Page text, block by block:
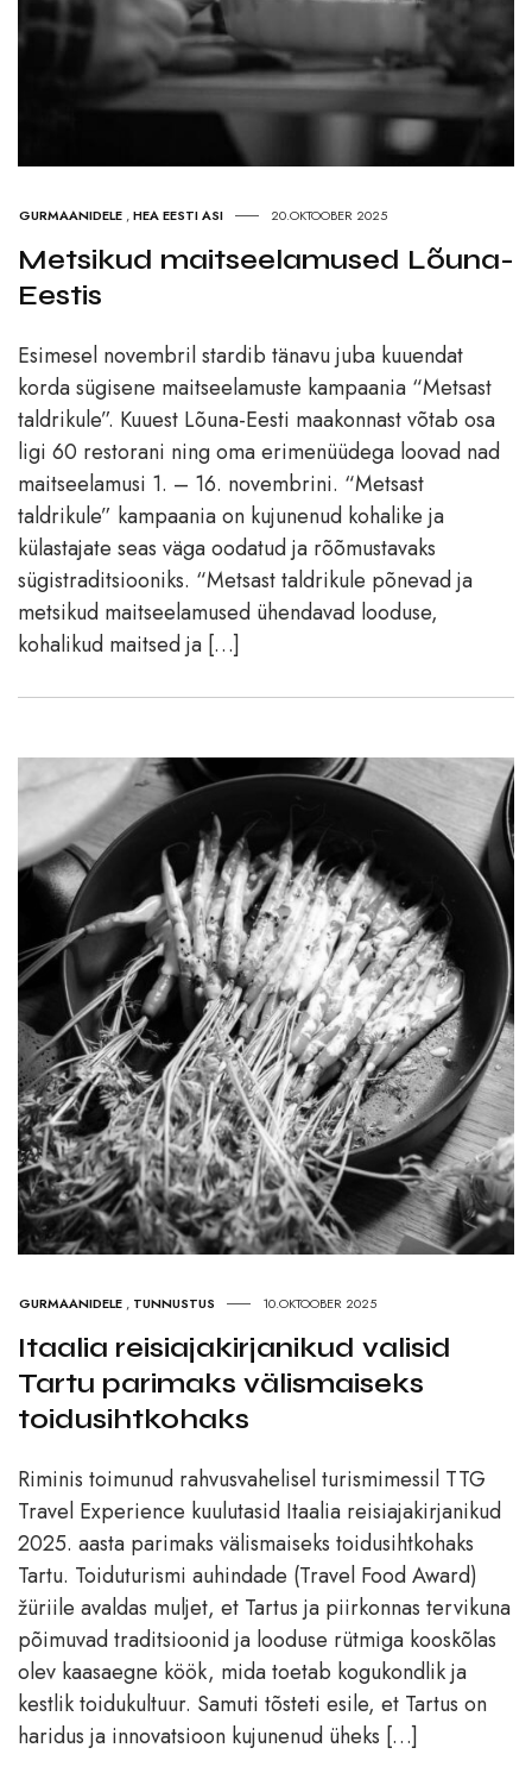
GURMAANIDELE ,HEA EESTI ASI 20.OKTOOBER 2025
Metsikud maitseelamused Lõuna-
Eestis
Esimesel novembril stardib tänavu juba kuuendat
korda sügisene maitseelamuste kampaania “Metsast
taldrikule”. Kuuest Lõuna-Eesti maakonnast võtab osa
ligi 60 restorani ning oma erimenüüdega loovad nad
maitseelamusi 1. – 16. novembrini. “Metsast
taldrikule” kampaania on kujunenud kohalike ja
külastajate seas väga oodatud ja rõõmustavaks
sügistraditsiooniks. “Metsast taldrikule põnevad ja
metsikud maitseelamused ühendavad looduse,
kohalikud maitsed ja […]
GURMAANIDELE , TUNNUSTUS 10.OKTOOBER 2025
Itaalia reisiajakirjanikud valisid
Tartu parimaks välismaiseks
toidusihtkohaks
Riminis toimunud rahvusvahelisel turismimessil TTG
Travel Experience kuulutasid Itaalia reisiajakirjanikud
2025. aasta parimaks välismaiseks toidusihtkohaks
Tartu. Toiduturismi auhindade (Travel Food Award)
žüriile avaldas muljet, et Tartus ja piirkonnas tervikuna
põimuvad traditsioonid ja looduse rütmiga kooskõlas
olev kaasaegne köök, mida toetab kogukondlik ja
kestlik toidukultuur. Samuti tõsteti esile, et Tartus on
haridus ja innovatsioon kujunenud üheks […]